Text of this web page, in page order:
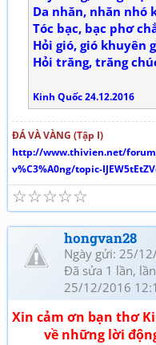
Da nhăn, nhăn nhó
Tóc bạc, bạc phơ
Hỏi gió, gió khuyên
Hỏi trăng, trăng
Kinh Quốc 24.12.2016
ĐÁ VÀ VÀNG (Tập I)
http://www.thivien.net/forum/
v%C3%A0ng/topic-
☆
☆
☆
☆
☆
hongvan28
Ngày gửi: 25/
Đã sửa 1 lần,
25/12/2016
Xin cảm ơn bạn thơ
về những lời